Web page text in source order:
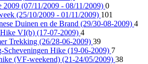
2009 (07/11/2009 - 08/11/2009) 0
(25/10/2009 - 01/11/2009) 101
Duinen en de Brand (29/30-08-2009) 4
VI(b) (17-07-2009) 4
Trekking (26/28-06-2009) 39
Scheveningen Hike (19-06-2009) 7
(VF-weekend) (21-24/05/2009) 38